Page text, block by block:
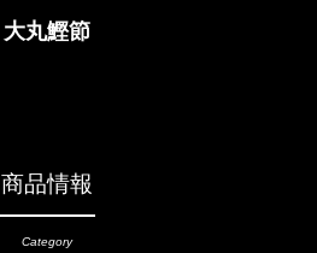
大丸鰹節
商品情報
Category